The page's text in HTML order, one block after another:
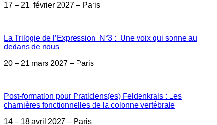
17 – 21 février 2027 – Paris
La Trilogie de l’Expression N°3 : Une voix qui sonne au
dedans de nous
20 – 21 mars 2027 – Paris
Post-formation pour Praticiens(es) Feldenkrais : Les
charnières fonctionnelles de la colonne vertébrale
14 – 18 avril 2027 – Paris